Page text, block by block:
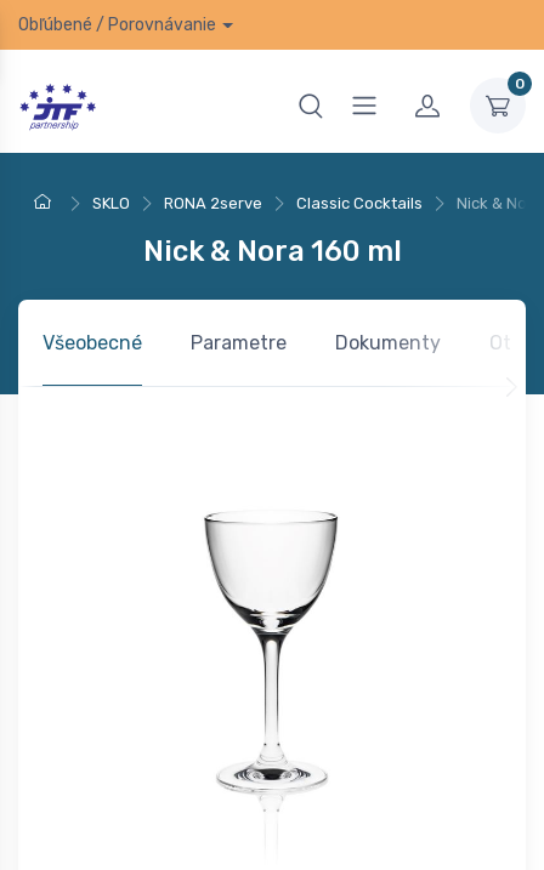
Obľúbené / Porovnávanie
0
SKLO RONA 2serve Classic Cocktails Nick &
Nick & Nora 160 ml
Všeobecné Parametre Dokumenty